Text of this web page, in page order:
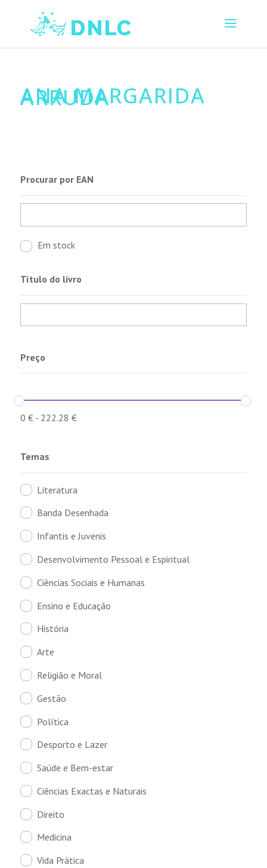
ANA MARGARIDA
ARRUDA
Procurar por EAN
Em stock
Título do livro
Preço
0 €- 222.28 €
Temas
Literatura
Banda Desenhada
Infantis e Juvenis
Desenvolvimento Pessoal e Espiritual
Ciências Sociais e Humanas
Ensino e Educação
História
Arte
Religião e Moral
Gestão
Política
Desporto e Lazer
Saúde e Bem-estar
Ciências Exactas e Naturais
Direito
Medicina
Vida Prática